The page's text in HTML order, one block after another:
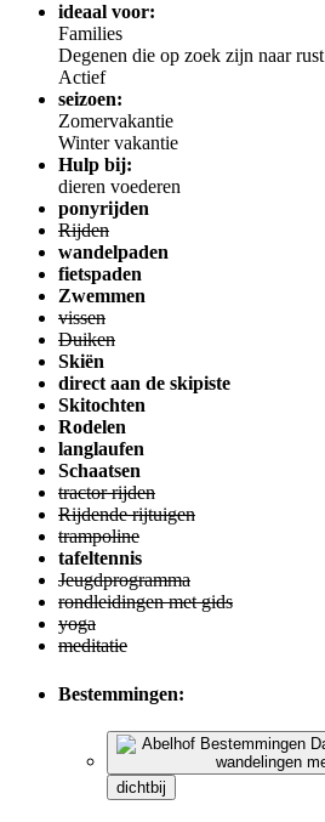
ideaal voor:
Families
Degenen die op zoek zijn naar
Actief
seizoen:
Zomervakantie
Winter vakantie
Hulp bij:
dieren voederen
ponyrijden
Rijden
wandelpaden
fietspaden
Zwemmen
vissen
Duiken
Skiën
direct aan de skipiste
Skitochten
Rodelen
langlaufen
Schaatsen
tractor rijden
Rijdende rijtuigen
trampoline
tafeltennis
Jeugdprogramma
rondleidingen met gids
yoga
meditatie
Bestemmingen:
dichtbij